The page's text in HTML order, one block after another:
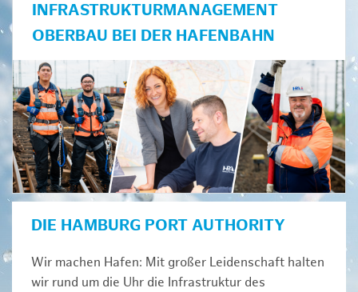
INFRASTRUKTURMANAGEMENT
OBERBAU BEI DER HAFENBAHN
DIE HAMBURG PORT AUTHORITY
Wir machen Hafen: Mit großer Leidenschaft halten
wir rund um die Uhr die Infrastruktur des